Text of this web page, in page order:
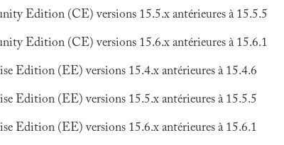
Edition (CE) versions 15.5.x antérieures à 15.5.5
Edition (CE) versions 15.6.x antérieures à 15.6.1
Edition (EE) versions 15.4.x antérieures à 15.4.6
Edition (EE) versions 15.5.x antérieures à 15.5.5
Edition (EE) versions 15.6.x antérieures à 15.6.1